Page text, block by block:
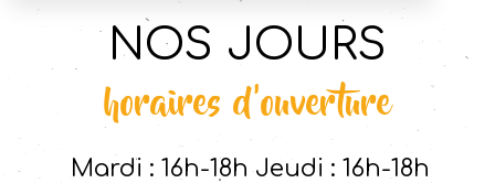
NOS JOURS
horaires d'ouverture
Mardi : 16h-18h Jeudi : 16h-18h